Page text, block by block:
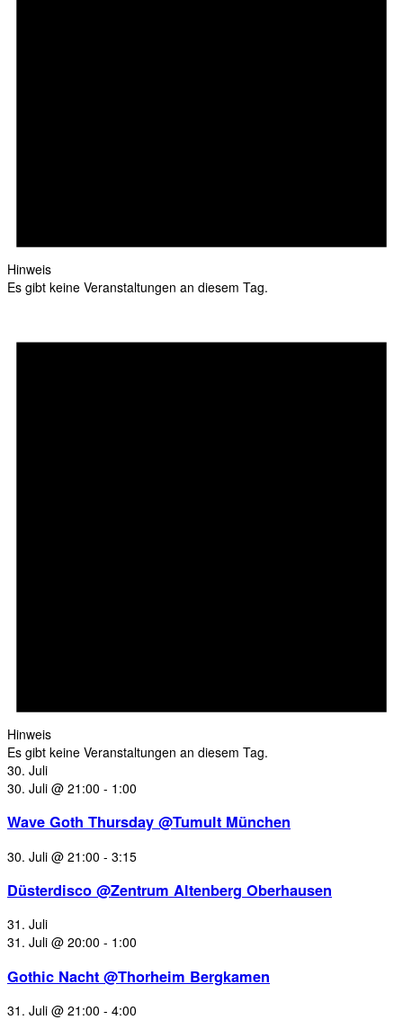
Hinweis
Es gibt keine Veranstaltungen an diesem Tag.
Hinweis
Es gibt keine Veranstaltungen an diesem Tag.
30. Juli
30. Juli @ 21:00 - 1:00
Wave Goth Thursday @Tumult München
30. Juli @ 21:00 - 3:15
Düsterdisco @Zentrum Altenberg Oberhausen
31. Juli
31. Juli @ 20:00 - 1:00
Gothic Nacht @Thorheim Bergkamen
31. Juli @ 21:00 - 4:00